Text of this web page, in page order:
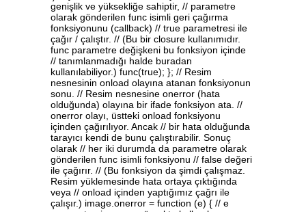
genişlik ve yüksekliğe sahiptir, // parametre
olarak gönderilen func isimli geri çağırma
fonksiyonunu (callback) // true parametresi ile
çağır / çalıştır. // (Bu bir closure kullanımıdır.
func parametre değişkeni bu fonksiyon içinde
// tanımlanmadığı halde buradan
kullanılabiliyor.) func(true); }; // Resim
nesnesinin onload olayına atanan fonksiyonun
sonu. // Resim nesnesine onerror (hata
olduğunda) olayına bir ifade fonksiyon ata. //
onerror olayı, üstteki onload fonksiyonu
içinden çağırılıyor. Ancak // bir hata olduğunda
tarayıcı kendi de bunu çalıştırabilir. Sonuç
olarak // her iki durumda da parametre olarak
gönderilen func isimli fonksiyonu // false değeri
ile çağırır. // (Bu fonksiyon da şimdi çalışmaz.
Resim yüklemesinde hata ortaya çıktığında
veya // onload içinden yaptığımız çağrı ile
çalışır.) image.onerror = function (e) { // e